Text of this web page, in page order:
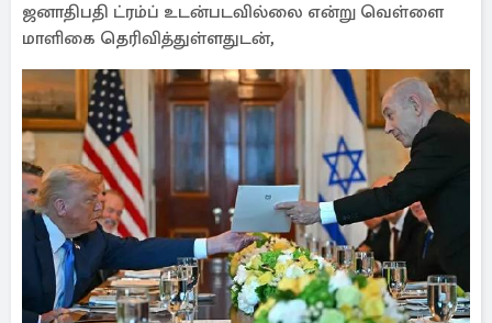
ஜனாதிபதி ட்ரம்ப் உடன்படவில்லை என்று வெள்ளை
மாளிகை தெரிவித்துள்ளதுடன்,